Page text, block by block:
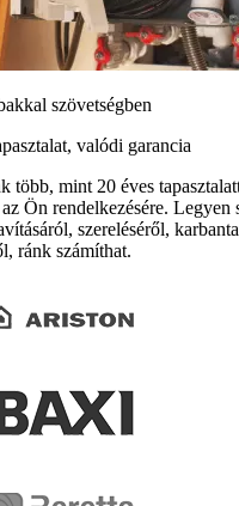
szövetségben
valódi garancia
több, mint 20 éves
Ön rendelkezésére. Legyen
szereléséről,
ránk számíthat.